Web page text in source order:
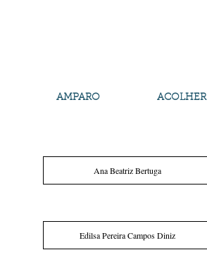
AMPARO ACOLHER
Ana Beatriz Bertuga
Edilsa Pereira Campos Diniz